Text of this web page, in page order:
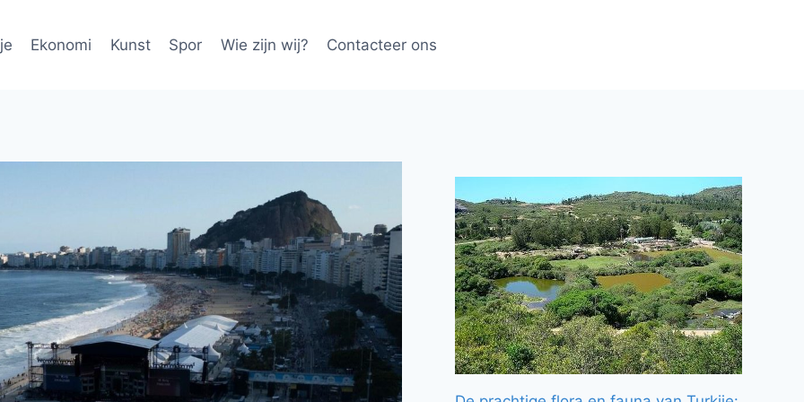
Ekonomi Kunst Spor Wie zijn wij? Contacteer ons